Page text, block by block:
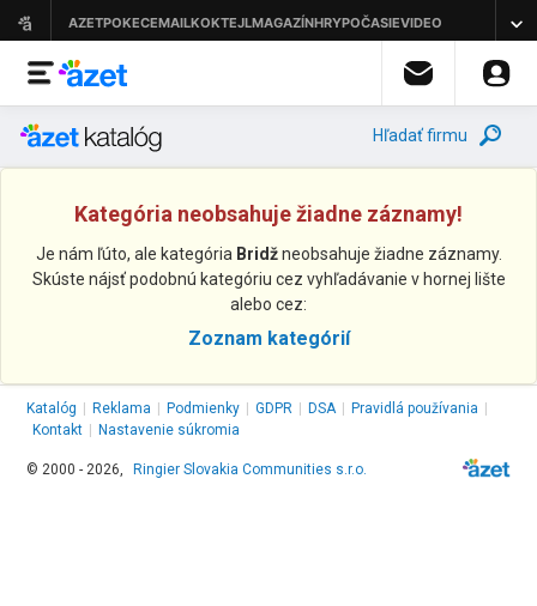
Hľadať firmu
Kategória neobsahuje žiadne záznamy!
Je nám ľúto, ale kategória Bridžneobsahuje žiadne záznamy.
Skúste nájsť podobnú kategóriu cez vyhľadávanie v hornej lište
alebo cez:
Zoznam kategórií
Katalóg Reklama Podmienky GDPR DSA Pravidlá používania
Kontakt
Nastavenie súkromia
© 2000 - 2026, Ringier Slovakia Communities s.r.o.